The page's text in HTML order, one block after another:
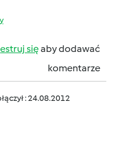
sięaby dodawać
komentarze
: 24.08.2012